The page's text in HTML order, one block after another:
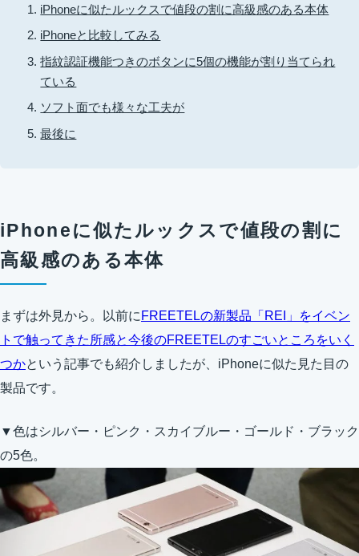
iPhoneに似たルックスで値段の割に高級感のある本体
iPhoneと比較してみる
指紋認証機能つきのボタンに5個の機能が割り当てられ
ている
ソフト面でも様々な工夫が
最後に
iPhoneに似たルックスで値段の割に
高級感のある本体
まずは外見から。以前に FREETELの新製品「REI」をイベン
トで触ってきた所感と今後のFREETELのすごいところをいく
つかという記事でも紹介しましたが、iPhoneに似た見た目の
製品です。
▼色はシルバー・ピンク・スカイブルー・ゴールド・ブラック
の5色。